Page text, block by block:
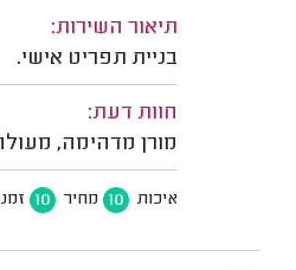
תיאור השירות:
בניית תפריט אישי.
חוות דעת:
מורן מדהימה,
איכות 10 מחיר 10